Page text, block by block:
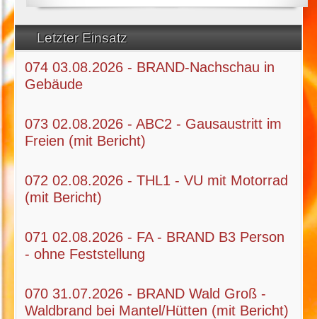
Letzter Einsatz
074 03.08.2026 - BRAND-Nachschau in
Gebäude
073 02.08.2026 - ABC2 - Gausaustritt im
Freien (mit Bericht)
072 02.08.2026 - THL1 - VU mit Motorrad
(mit Bericht)
071 02.08.2026 - FA - BRAND B3 Person
- ohne Feststellung
070 31.07.2026 - BRAND Wald Groß -
Waldbrand bei Mantel/Hütten (mit Bericht)